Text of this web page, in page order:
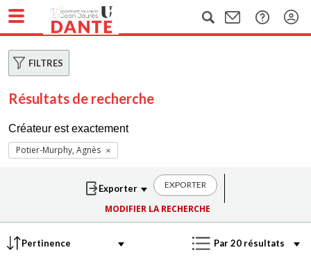
FILTRES
Résultats de recherche
Créateur est exactement
Potier-Murphy, Agnès
EXPORTER
MODIFIER LA RECHERCHE